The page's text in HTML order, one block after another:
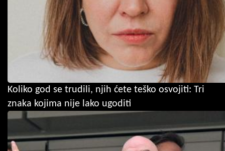
Koliko god se trudili, njih ćete teško osvojiti: Tri
znaka kojima nije lako ugoditi